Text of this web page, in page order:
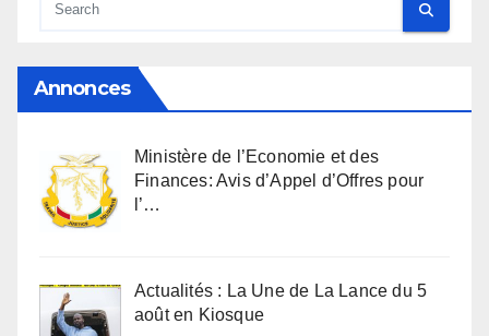
Annonces
Ministère de l’Economie et des
Finances: Avis d’Appel d’Offres pour
l’…
Actualités : La Une de La Lance du 5
août en Kiosque